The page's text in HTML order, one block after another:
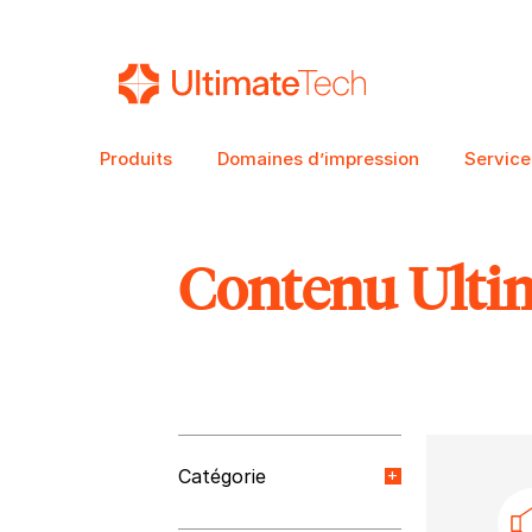
Produits Domaines d’impression
RECHERCHE
Contenu
Catégorie